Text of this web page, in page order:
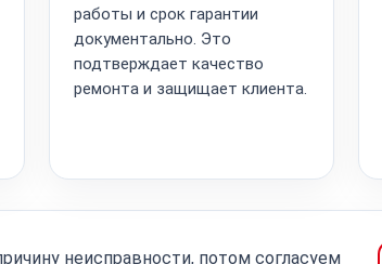
работы и срок гарантии
документально. Это
подтверждает качество
ремонта и защищает клиента.
неисправности, потом согласуем